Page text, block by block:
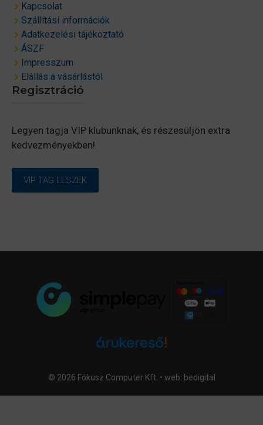
Kapcsolat
Szállítási információk
Adatkezelési tájékoztató
ÁSZF
Impresszum
Elállás a vásárlástól
Regisztráció
Legyen tagja VIP klubunknak, és részesüljön extra
kedvezményekben!
VIP TAG LESZEK
© 2026 Fókusz Computer Kft. • web: bedigital